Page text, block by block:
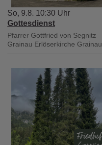
So, 9.8. 10:30 Uhr
Gottesdienst
Pfarrer Gottfried von Segnitz
Grainau Erlöserkirche Grainau